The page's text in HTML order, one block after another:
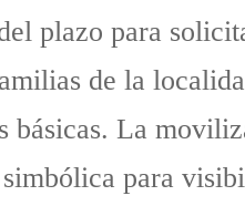
plazo para
de la
básicas. La
para